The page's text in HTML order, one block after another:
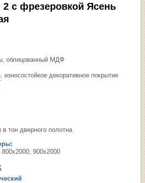
2 с фрезеровкой Ясень
облицованный МДФ
износостойкое декоративное покрытие
тон дверного полотна
900х2000